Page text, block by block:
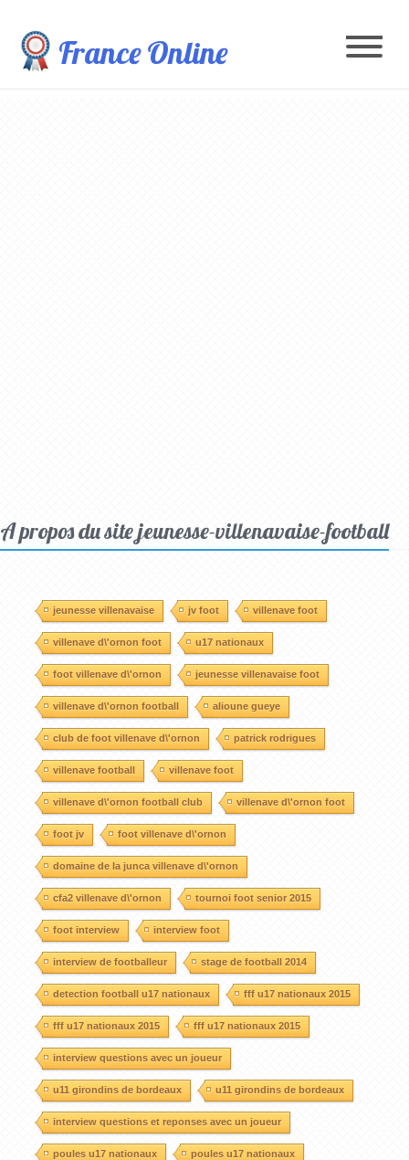
France Online
A propos du site jeunesse-villenavaise-football
jeunesse villenavaise jv foot villenave foot
villenave d\'ornon foot u17 nationaux
foot villenave d\'ornon jeunesse villenavaise foot
villenave d\'ornon football alioune gueye
club de foot villenave d\'ornon patrick rodrigues
villenave football villenave foot
villenave d\'ornon football club villenave d\'ornon foot
foot jv foot villenave d\'ornon
domaine de la junca villenave d\'ornon
cfa2 villenave d\'ornon tournoi foot senior 2015
foot interview interview foot
interview de footballeur stage de football 2014
detection football u17 nationaux fff u17 nationaux 2015
fff u17 nationaux 2015 fff u17 nationaux 2015
interview questions avec un joueur
u11 girondins de bordeaux u11 girondins de bordeaux
interview questions et reponses avec un joueur
poules u17 nationaux poules u17 nationaux